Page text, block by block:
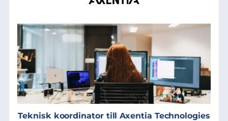
Teknisk koordinator till Axentia Technologies